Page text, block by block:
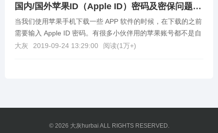
国内/国外苹果ID（Apple ID）密码及密保问题修改方法
当我们使用苹果手机下载一些 APP 软件的时候，在下载的之前
需要输入 Apple ID 密码。有很多小伙伴用的苹果账号都不是自
己申请的，都是在购买的账号密码，买...
大灰 2019-09-24 13:29:00 阅读(1万+)
© 2026 大灰hurbai ALL RIGHTS RESERVED.